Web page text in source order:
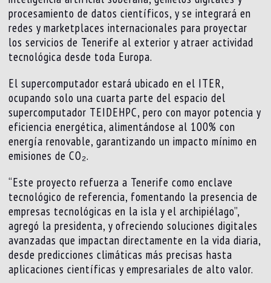
procesamiento de datos científicos, y se integrará en
redes y marketplaces internacionales para proyectar
los servicios de Tenerife al exterior y atraer actividad
tecnológica desde toda Europa.
El supercomputador estará ubicado en el ITER,
ocupando solo una cuarta parte del espacio del
supercomputador TEIDEHPC, pero con mayor potencia y
eficiencia energética, alimentándose al 100% con
energía renovable, garantizando un impacto mínimo en
emisiones de CO₂.
“Este proyecto refuerza a Tenerife como enclave
tecnológico de referencia, fomentando la presencia de
empresas tecnológicas en la isla y el archipiélago”,
agregó la presidenta, y ofreciendo soluciones digitales
avanzadas que impactan directamente en la vida diaria,
desde predicciones climáticas más precisas hasta
aplicaciones científicas y empresariales de alto valor.